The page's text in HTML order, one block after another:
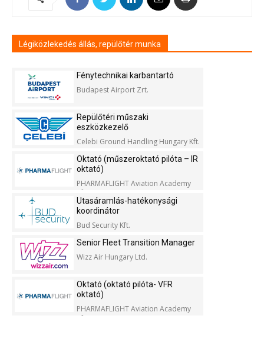
Légiközlekedés állás, repülőtér munka
Fénytechnikai karbantartó
Budapest Airport Zrt.
Repülőtéri műszaki
eszközkezelő
Celebi Ground Handling Hungary Kft.
Oktató (műszeroktató pilóta – IR
oktató)
PHARMAFLIGHT Aviation Academy
Kft.
Utasáramlás-hatékonysági
koordinátor
Bud Security Kft.
Senior Fleet Transition Manager
Wizz Air Hungary Ltd.
Oktató (oktató pilóta- VFR
oktató)
PHARMAFLIGHT Aviation Academy
Kft.